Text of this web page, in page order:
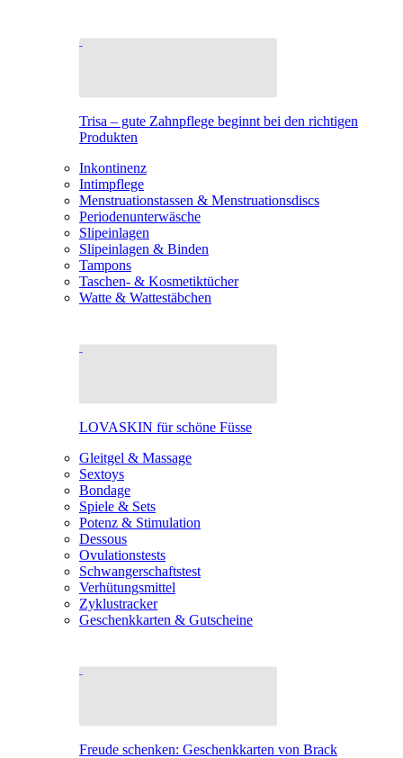
Trisa – gute Zahnpflege beginnt bei den richtigen
Produkten
Inkontinenz
Intimpflege
Menstruationstassen & Menstruationsdiscs
Periodenunterwäsche
Slipeinlagen
Slipeinlagen & Binden
Tampons
Taschen- & Kosmetiktücher
Watte & Wattestäbchen
LOVASKIN für schöne Füsse
Gleitgel & Massage
Sextoys
Bondage
Spiele & Sets
Potenz & Stimulation
Dessous
Ovulationstests
Schwangerschaftstest
Verhütungsmittel
Zyklustracker
Geschenkkarten & Gutscheine
Freude schenken: Geschenkkarten von Brack